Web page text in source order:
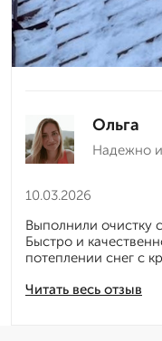
Ольга
Надежно
10.03.2026
Читать весь отзыв
Выполнили очистку
Быстро и
потеплении снег с